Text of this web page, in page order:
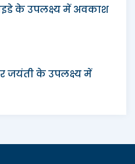
के उपलक्ष्य में अवकाश
जयंती के उपलक्ष्य में